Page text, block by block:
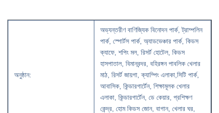
অনুষ্ঠান:
অভ্যন্তরীণ বাণিজ্যিক বিনোদন পার্ক, ট্রাম্পলিন
পার্ক, স্পোর্টস পার্ক, অ্যাডভেঞ্চার পার্ক, কিডস
ক্যাফে, শপিং মল, রিসর্ট হোটেল, কিডস
হাসপাতাল, বিমানবন্দর, বহিরঙ্গন পাবলিক খেলার
মাঠ, রিসর্ট জায়গা, ক্যাম্পিং এলাকা,সিটি পার্ক,
আবাসিক, কিন্ডারগার্টেন, শিক্ষামূলক খেলার
এলাকা, কিন্ডারগার্টেন, ডে কেয়ার, প্রশিক্ষণ
কেন্দ্র, হোম কিডস জোন, বাগান, খেলার ঘর,